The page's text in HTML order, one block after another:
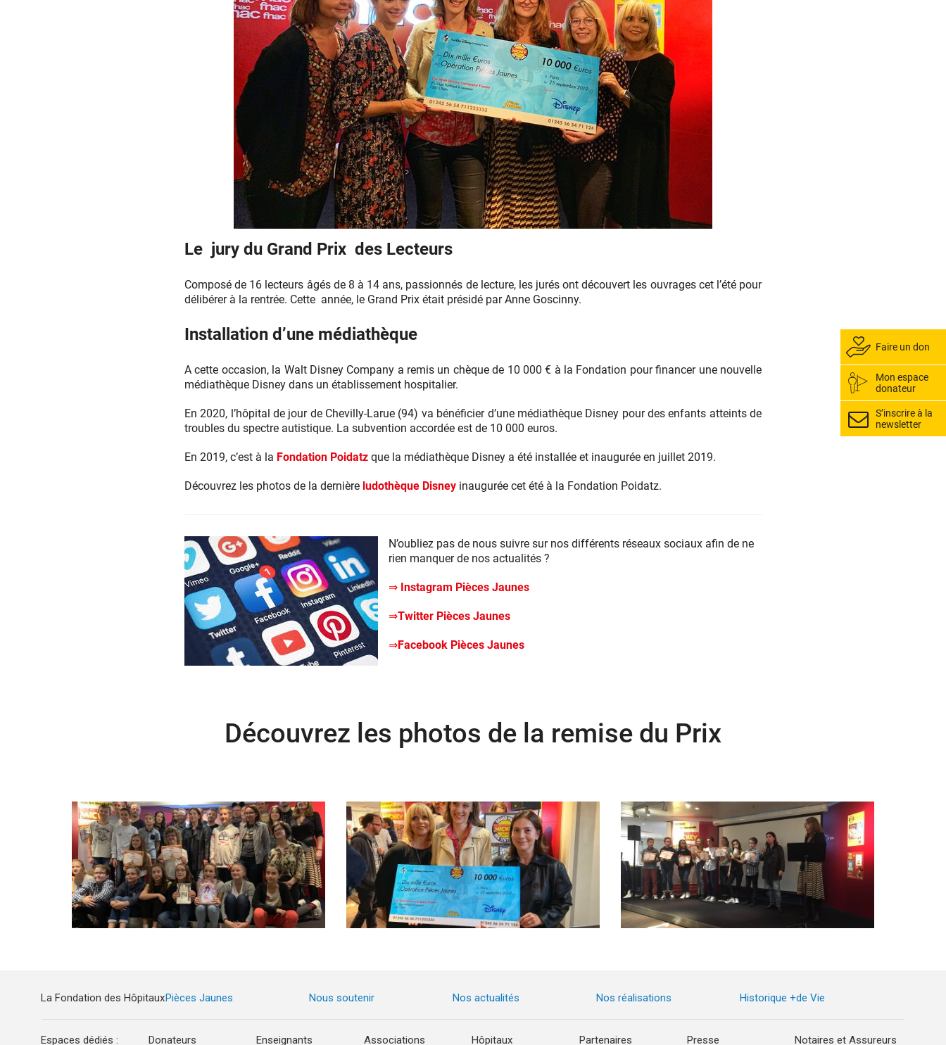
Prix
lecteurs
du
Mickey
Le jury du Grand Prix des Lecteurs
Composé de 16 lecteurs âgés de 8 à 14 ans, passionnés de lecture, les jurés ont découvert les ouvrages cet l’été pour
délibérer à la rentrée. Cette année, le Grand Prix était présidé par Anne Goscinny.
Installation d’une médiathèque
A cette occasion, la Walt Disney Company a remis un chèque de 10 000 € à la Fondation pour financer une nouvelle
médiathèque Disney dans un établissement hospitalier.
En 2020, l’hôpital de jour de Chevilly-Larue (94) va bénéficier d’une médiathèque Disney pour des enfants atteints de
troubles du spectre autistique. La subvention accordée est de 10 000 euros.
En 2019, c’est à la Fondation Poidatz que la médiathèque Disney a été installée et inaugurée en juillet 2019.
Découvrez les photos de la dernière ludothèque Disney inaugurée cet été à la Fondation Poidatz.
N’oubliez pas de nous suivre sur nos différents réseaux sociaux afin de ne
rien manquer de nos actualités ?
⇒ Instagram Pièces Jaunes
⇒Twitter Pièces Jaunes
⇒Facebook Pièces Jaunes
Découvrez les photos de la remise du Prix
Faire un don
Mon espace
donateur
S’inscrire à la
newsletter
La Fondation des HôpitauxPièces Jaunes Nous soutenir Nos actualités Nos réalisations Historique +de Vie
Espaces dédiés : Donateurs Enseignants Associations Hôpitaux Partenaires Presse Notaires et Assureurs